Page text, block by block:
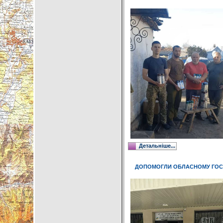
Детальніше...
ДОПОМОГЛИ ОБЛАСНОМУ